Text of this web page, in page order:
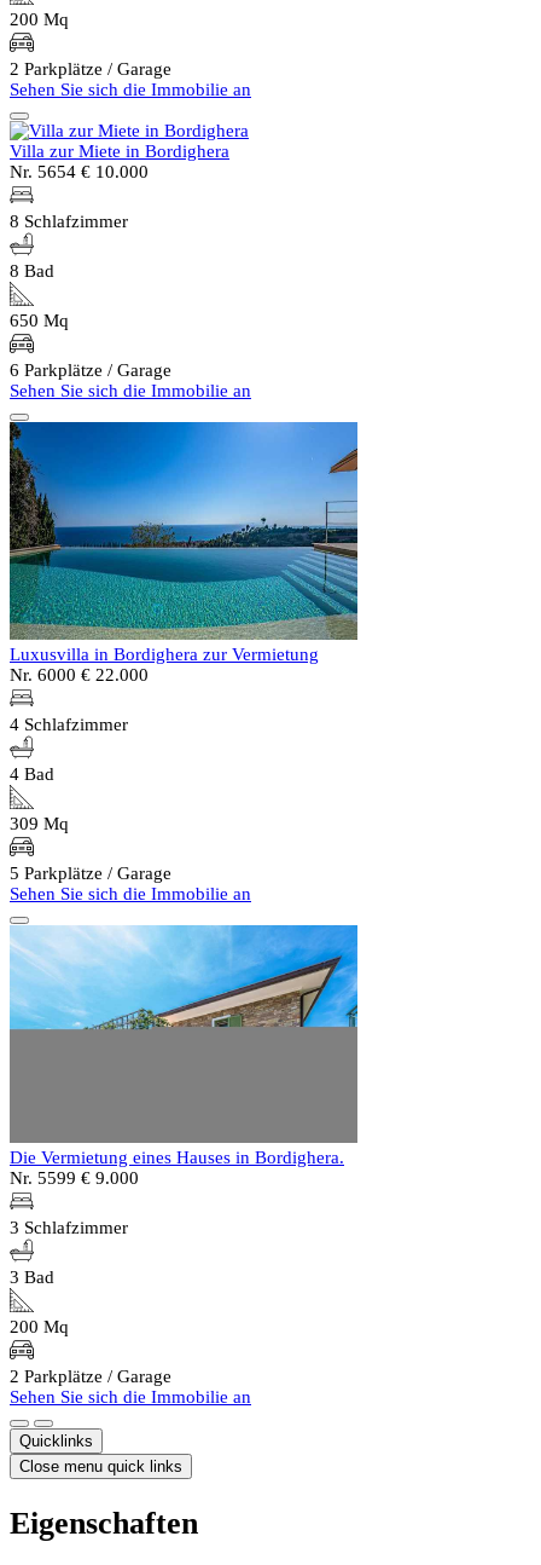
200 Mq
2 Parkplätze / Garage
Sehen Sie sich die Immobilie an
Villa zur Miete in Bordighera
Nr. 5654 € 10.000
8 Schlafzimmer
8 Bad
650 Mq
6 Parkplätze / Garage
Sehen Sie sich die Immobilie an
Luxusvilla in Bordighera zur Vermietung
Nr. 6000 € 22.000
4 Schlafzimmer
4 Bad
309 Mq
5 Parkplätze / Garage
Sehen Sie sich die Immobilie an
Die Vermietung eines Hauses in Bordighera.
Nr. 5599 € 9.000
3 Schlafzimmer
3 Bad
200 Mq
2 Parkplätze / Garage
Sehen Sie sich die Immobilie an
Quicklinks
Close menu quick links
Eigenschaften